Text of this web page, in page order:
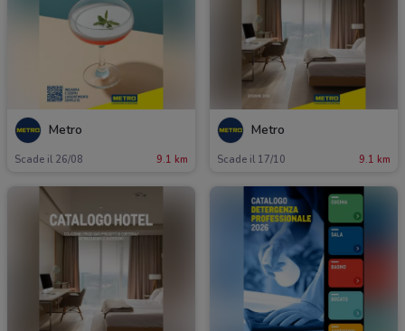
Metro
Scade il 26/08 9.1 km
Metro
Scade il 17/10 9.1 km